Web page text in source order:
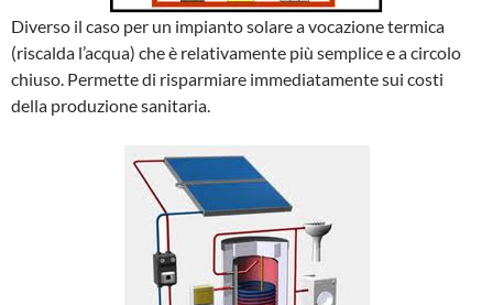
Diverso il caso per un impianto solare a vocazione termica
(riscalda l’acqua) che è relativamente più semplice e a circolo
chiuso. Permette di risparmiare immediatamente sui costi
della produzione sanitaria.